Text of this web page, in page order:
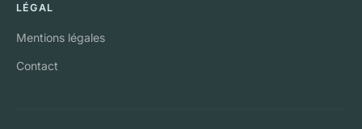
LÉGAL
Mentions légales
Contact